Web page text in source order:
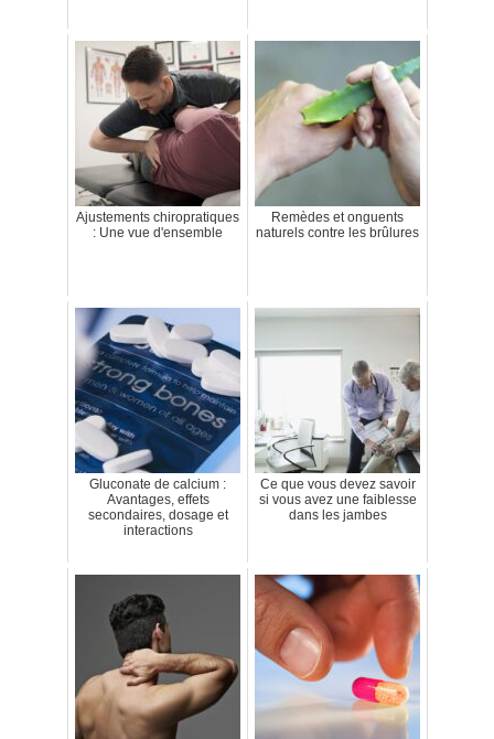
Ajustements chiropratiques
: Une vue d'ensemble
Remèdes et onguents
naturels contre les brûlures
Gluconate de calcium :
Avantages, effets
secondaires, dosage et
interactions
Ce que vous devez savoir
si vous avez une faiblesse
dans les jambes